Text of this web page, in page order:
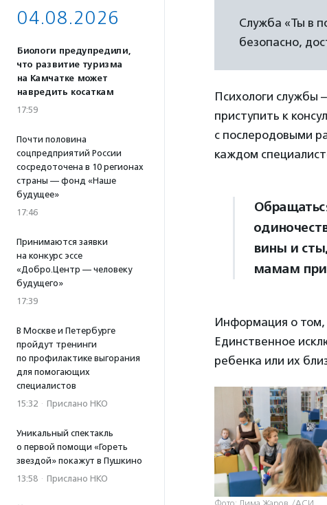
04.08.2026
Биологи предупредили,
что развитие туризма
на Камчатке может
навредить косаткам
17:59
Почти половина
соцпредприятий России
сосредоточена в 10 регионах
страны — фонд «Наше
будущее»
17:46
Принимаются заявки
на конкурс эссе
«Добро.Центр — человеку
будущего»
17:39
В Москве и Петербурге
пройдут тренинги
по профилактике выгорания
для помогающих
специалистов
15:32 · Прислано НКО
Уникальный спектакль
о первой помощи «Гореть
звездой» покажут в Пушкино
13:58 · Прислано НКО
Служба «Ты в
безопасно,
Психологи службы
приступить к
с послеродовыми
каждом
вины и
мамам
Информация о том,
Единственное
ребенка или их